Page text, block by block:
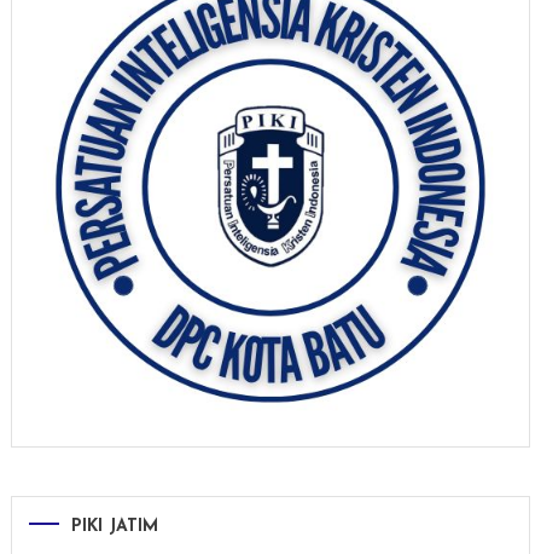
PIKI JATIM